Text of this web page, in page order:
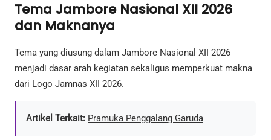
Tema Jambore Nasional XII 2026
dan Maknanya
Tema yang diusung dalam Jambore Nasional XII 2026
menjadi dasar arah kegiatan sekaligus memperkuat makna
dari Logo Jamnas XII 2026.
Artikel Terkait: Pramuka Penggalang Garuda